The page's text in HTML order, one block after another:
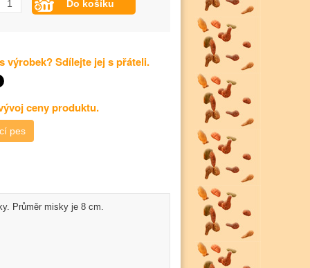
výrobek? Sdílejte jej s přáteli.
ceny produktu.
pes
Průměr misky je 8 cm.